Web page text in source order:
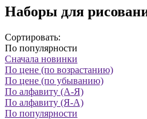
Наборы для
Сортировать:
По популярности
Сначала новинки
По цене (по возрастанию)
По цене (по убыванию)
По алфавиту (А-Я)
По алфавиту (Я-А)
По популярности